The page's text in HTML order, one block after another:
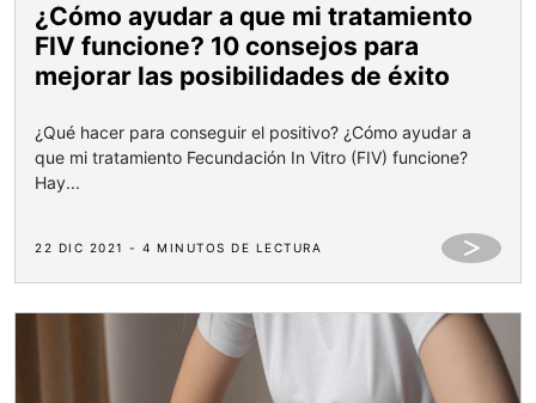
¿Cómo ayudar a que mi tratamiento
FIV funcione? 10 consejos para
mejorar las posibilidades de éxito
¿Qué hacer para conseguir el positivo? ¿Cómo ayudar a
que mi tratamiento Fecundación In Vitro (FIV) funcione?
Hay...
22 DIC 2021 - 4 MINUTOS DE LECTURA